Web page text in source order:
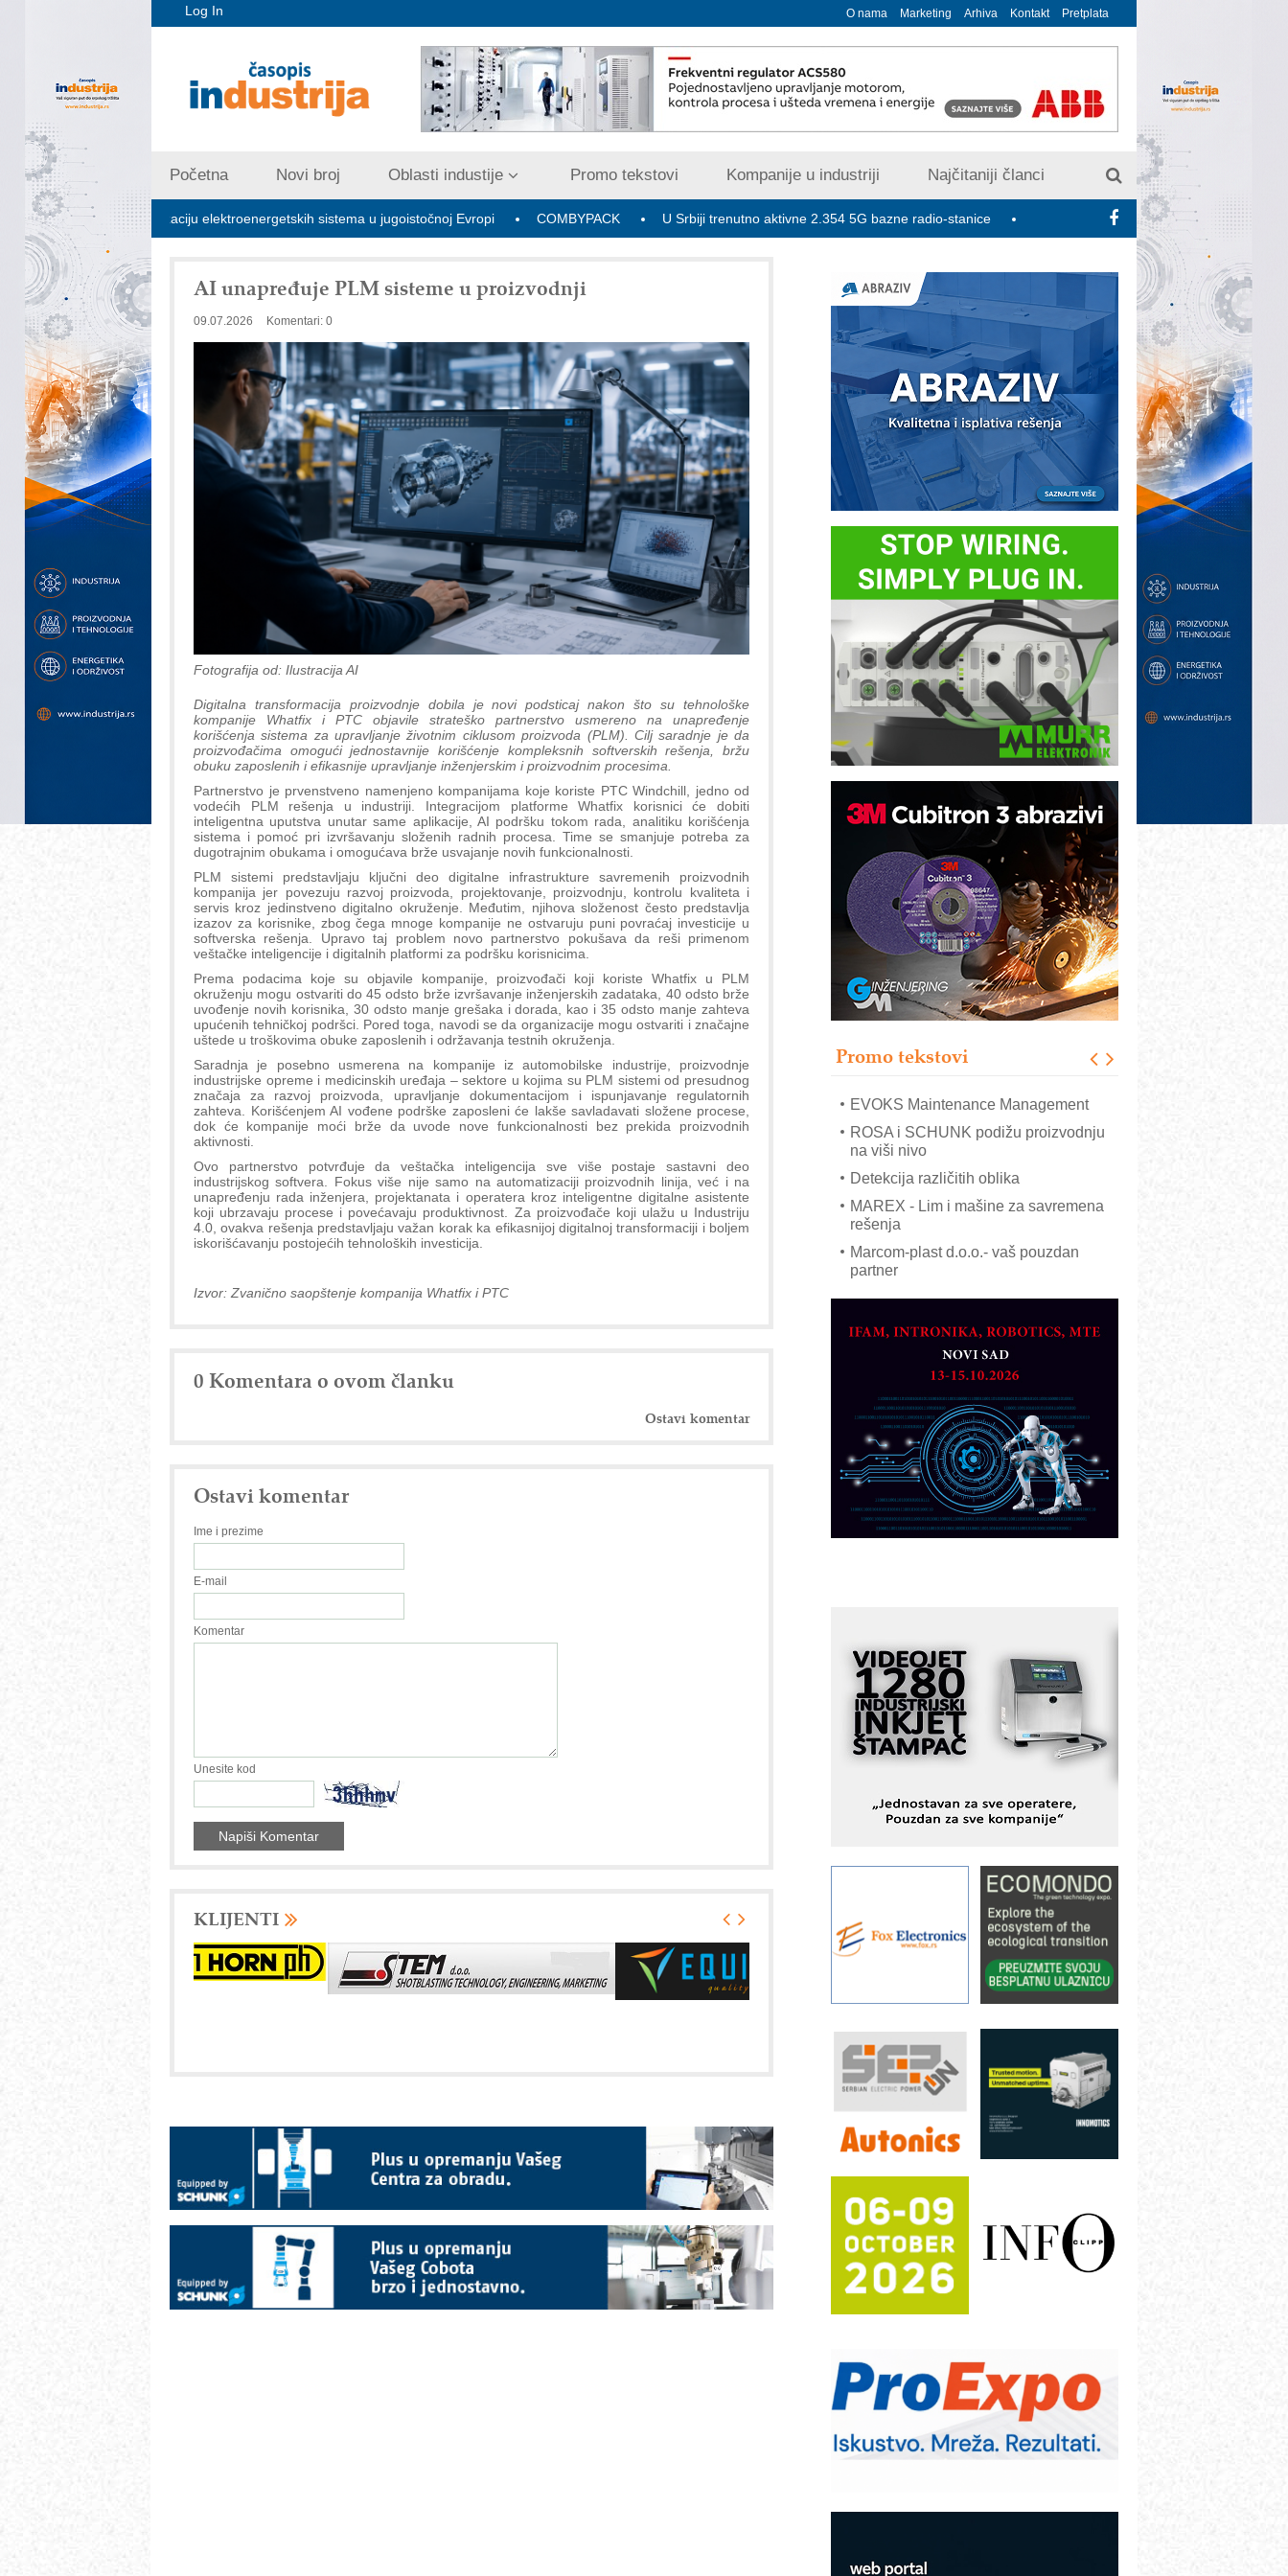
Log In O nama Marketing Arhiva Kontakt Pretplata
Početna Novi broj Oblasti industije Promo tekstovi Kompanije u industriji Najčitaniji članci
za stabilizaciju elektroenergetskih sistema u jugoistočnoj Evropi COMBYPACK U Srbiji trenutno aktivne 2.354 5G bazne radio-stanice U susret 15. Savetovanju o elektrodistributivnim
AI unapređuje PLM sisteme u proizvodnji
09.07.2026 Komentari: 0
Fotografija od: Ilustracija AI
Digitalna transformacija proizvodnje dobila je novi podsticaj nakon što su tehnološke
kompanije Whatfix i PTC objavile strateško partnerstvo usmereno na unapređenje
korišćenja sistema za upravljanje životnim ciklusom proizvoda (PLM). Cilj saradnje je da
proizvođačima omogući jednostavnije korišćenje kompleksnih softverskih rešenja, bržu
obuku zaposlenih i efikasnije upravljanje inženjerskim i proizvodnim procesima.
Partnerstvo je prvenstveno namenjeno kompanijama koje koriste PTC Windchill, jedno od
vodećih PLM rešenja u industriji. Integracijom platforme Whatfix korisnici će dobiti
inteligentna uputstva unutar same aplikacije, AI podršku tokom rada, analitiku korišćenja
sistema i pomoć pri izvršavanju složenih radnih procesa. Time se smanjuje potreba za
dugotrajnim obukama i omogućava brže usvajanje novih funkcionalnosti.
PLM sistemi predstavljaju ključni deo digitalne infrastrukture savremenih proizvodnih
kompanija jer povezuju razvoj proizvoda, projektovanje, proizvodnju, kontrolu kvaliteta i
servis kroz jedinstveno digitalno okruženje. Međutim, njihova složenost često predstavlja
izazov za korisnike, zbog čega mnoge kompanije ne ostvaruju puni povraćaj investicije u
softverska rešenja. Upravo taj problem novo partnerstvo pokušava da reši primenom
veštačke inteligencije i digitalnih platformi za podršku korisnicima.
Prema podacima koje su objavile kompanije, proizvođači koji koriste Whatfix u PLM
okruženju mogu ostvariti do 45 odsto brže izvršavanje inženjerskih zadataka, 40 odsto brže
uvođenje novih korisnika, 30 odsto manje grešaka i dorada, kao i 35 odsto manje zahteva
upućenih tehničkoj podršci. Pored toga, navodi se da organizacije mogu ostvariti i značajne
uštede u troškovima obuke zaposlenih i održavanja testnih okruženja.
Saradnja je posebno usmerena na kompanije iz automobilske industrije, proizvodnje
industrijske opreme i medicinskih uređaja – sektore u kojima su PLM sistemi od presudnog
značaja za razvoj proizvoda, upravljanje dokumentacijom i ispunjavanje regulatornih
zahteva. Korišćenjem AI vođene podrške zaposleni će lakše savladavati složene procese,
dok će kompanije moći brže da uvode nove funkcionalnosti bez prekida proizvodnih
aktivnosti.
Ovo partnerstvo potvrđuje da veštačka inteligencija sve više postaje sastavni deo
industrijskog softvera. Fokus više nije samo na automatizaciji proizvodnih linija, već i na
unapređenju rada inženjera, projektanata i operatera kroz inteligentne digitalne asistente
koji ubrzavaju procese i povećavaju produktivnost. Za proizvođače koji ulažu u Industriju
4.0, ovakva rešenja predstavljaju važan korak ka efikasnijoj digitalnoj transformaciji i boljem
iskorišćavanju postojećih tehnoloških investicija.
Izvor: Zvanično saopštenje kompanija Whatfix i PTC
0 Komentara o ovom članku
Ostavi komentar
Ostavi komentar
Ime i prezime
E-mail
Komentar
Unesite kod
KLIJENTI
Promo tekstovi
Trajna oznaka kao dugoročna korist
Bezbednost na prvom mestu!
IB BLUMENAUER - više od 40 godina
poverenja u industriji
RMQ-TITAN ADVANCED INDICATOR
– Pametna signalizacija za efikasnije
upravljanje mašinama
solarnim elektranama i vetroparkovima
EVOKS Maintenance Management
ROSA i SCHUNK podižu proizvodnju
na viši nivo
Detekcija različitih oblika
MAREX - Lim i mašine za savremena
rešenja
Marcom-plast d.o.o.- vaš pouzdan
partner
CTO - Prilagodite svoju toplinsku
Razvoj asortimanskog pravca MINI-
PLC AKYTEC
dostupan u Srbiji
MOTOMAN – NEXT-Robotika vođena
veštačkom inteligencijom
I.SAFE MOBILE revolucioniše
industrijsku automatizaciju
pionirskimmobile operator PANEL-OM
Alba d.o.o. – 35 godina preciznosti u
metrologiji i pametnim dozirnim
rešenjima
IBeRTIM - oprema za ispitivanje
kontrole kvaliteta
sistema
YAMADA pumpe – japanska
Filtration Group Industrial – Napredna
rešenja za filtraciju u hidrauličkim i
procesnim sistemima
Art Utopia Studio – vizuelne priče
industrije i biznisa
RILINEX kompanije Rittal
automatizaciju
Efikasno upravljanje energijom
Automatizacija pakovanja · Display
Proizvodnja iC7 Hybrid 1500 VDC
mrežnog pretvarača sa tečnim
Potpuna efikasnost bez složenih
sistema
Trajna oznaka kao dugoročna korist
Bezbednost na prvom mestu!
poverenja u industriji
– Pametna signalizacija za efikasnije
upravljanje mašinama
Sigurnije ispitivanje transformatora u
solarnim elektranama i vetroparkovima
COMBYPACK
ROSA i SCHUNK podižu proizvodnju
Detekcija različitih oblika